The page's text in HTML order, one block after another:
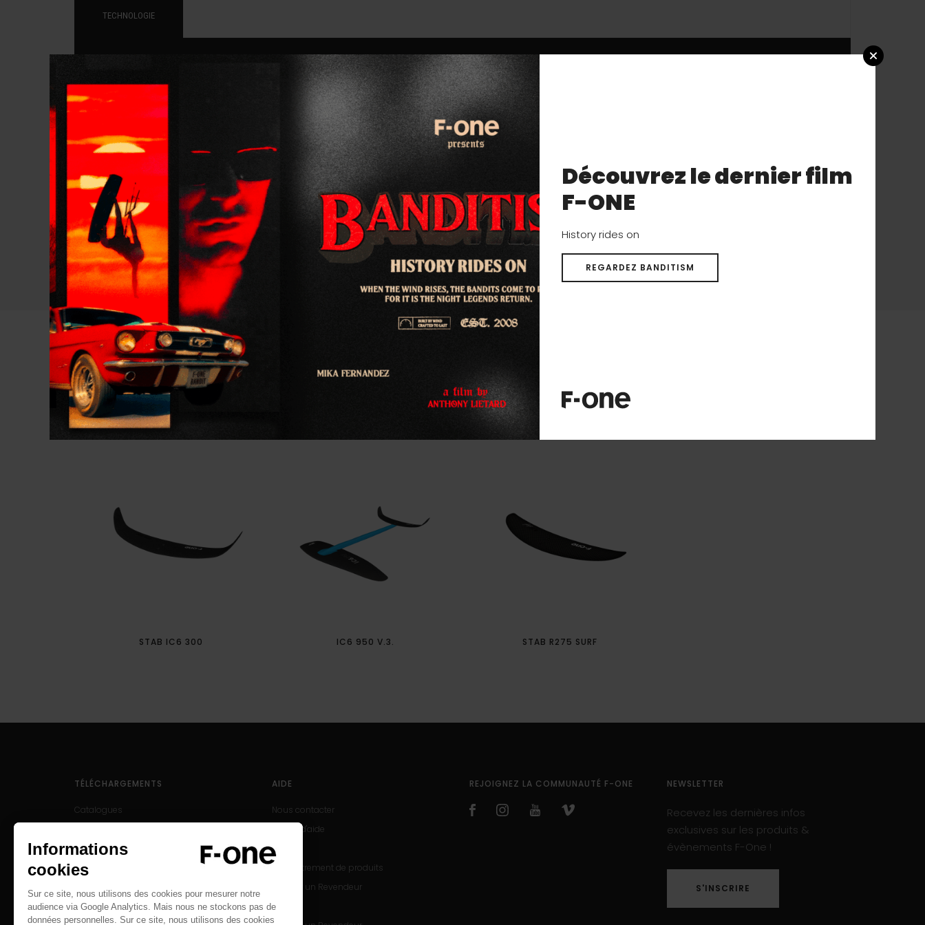
TECHNOLOGIE
ALUMINIUM 6063 6061
Cet alliage d’aluminium présente de très bonnes caractéristiques mécaniques
et peut être mis en œuvre de nombreuses façons tout en présentant une
résistance naturelle à la corrosion.
Produits associés
STAB IC6 300 IC6 950 V.3. STAB R275 SURF
TÉLÉCHARGEMENTS
Catalogues
Produits archivés
AIDE
Nous contacter
Centre d'aide
SAV
Enregistrement de produits
Trouver un Revendeur
Careers
REJOIGNEZ LA COMMUNAUTÉ F-ONE NEWSLETTER
Recevez les dernières infos
exclusives sur les produits &
évènements F-One !
S'INSCRIRE
Découvrez le dernier film
F-ONE
History rides on
REGARDEZ BANDITISM